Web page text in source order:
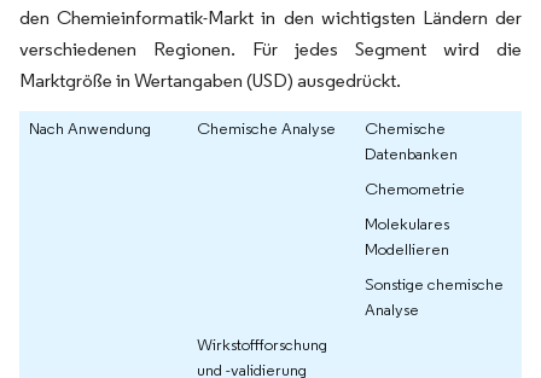
den Chemieinformatik-Markt in den wichtigsten Ländern der
verschiedenen Regionen. Für jedes Segment wird die
Marktgröße in Wertangaben (USD) ausgedrückt.
Nach Anwendung Chemische Analyse
Chemische
Datenbanken
Chemometrie
Molekulares
Modellieren
Sonstige chemische
Analyse
Wirkstoffforschung
und -validierung